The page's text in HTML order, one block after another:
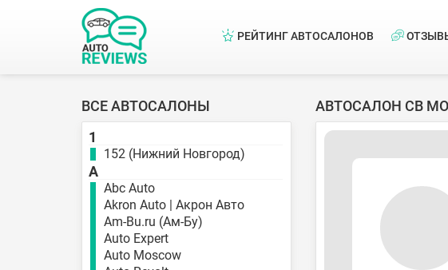
РЕЙТИНГ АВТОСАЛОНОВ
ВСЕ АВТОСАЛОНЫ
1
152 (Нижний Новгород)
A
Abc Auto
Akron Auto | Акрон Авто
Am-Bu.ru (Ам-Бу)
Auto Expert
Auto Moscow
АВТОСАЛОН СВ